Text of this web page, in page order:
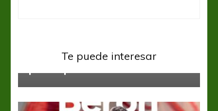
Te puede interesar
que digan que unos compañeros